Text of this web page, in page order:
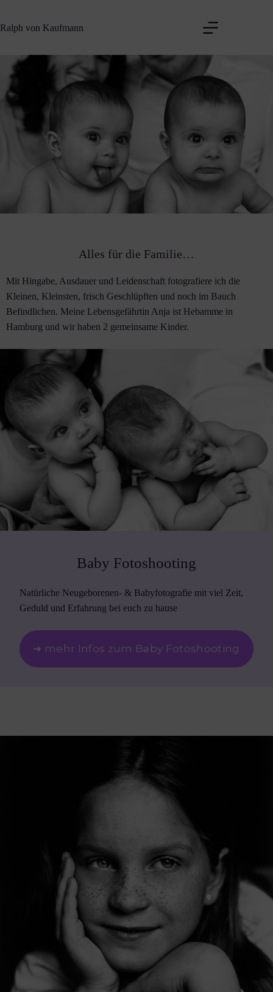
Inhalt
Ralph von Kaufmann
Alles für die Familie…
Mit Hingabe, Ausdauer und Leidenschaft fotografiere ich die
Kleinen, Kleinsten, frisch Geschlüpften und noch im Bauch
Befindlichen. Meine Lebensgefährtin Anja ist Hebamme in
Hamburg und wir haben 2 gemeinsame Kinder.
Baby Fotoshooting
Natürliche Neugeborenen- & Babyfotografie mit viel Zeit,
Geduld und Erfahrung bei euch zu hause
➜ mehr Infos zum Baby Fotoshooting